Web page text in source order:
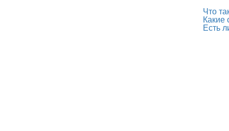
Что
Какие
Есть